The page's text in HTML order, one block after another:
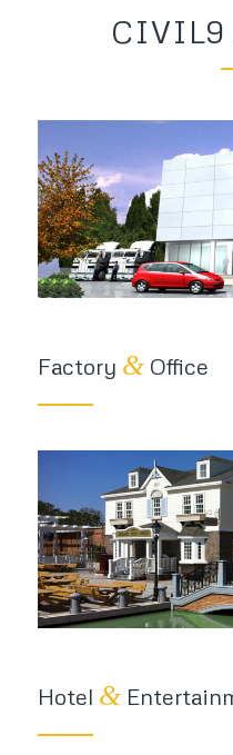
CIVIL9
Factory &Office
Hotel &